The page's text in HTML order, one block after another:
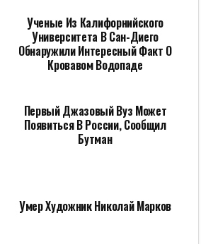
Ученые Из Калифорнийского
Университета В Сан-Диего
Обнаружили Интересный Факт О
Кровавом Водопаде
Первый Джазовый Вуз Может
Появиться В России, Сообщил
Бутман
Умер Художник Николай Марков